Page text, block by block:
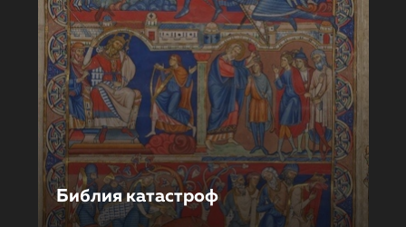
Библия катастроф